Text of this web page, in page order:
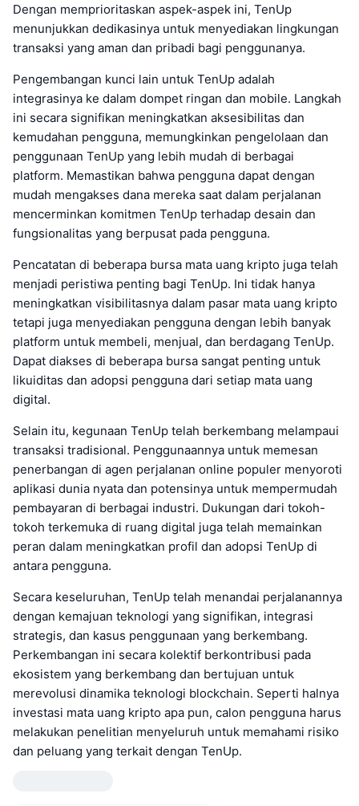
Dengan memprioritaskan aspek-aspek ini, TenUp
menunjukkan dedikasinya untuk menyediakan lingkungan
transaksi yang aman dan pribadi bagi penggunanya.
Pengembangan kunci lain untuk TenUp adalah
integrasinya ke dalam dompet ringan dan mobile. Langkah
ini secara signifikan meningkatkan aksesibilitas dan
kemudahan pengguna, memungkinkan pengelolaan dan
penggunaan TenUp yang lebih mudah di berbagai
platform. Memastikan bahwa pengguna dapat dengan
mudah mengakses dana mereka saat dalam perjalanan
mencerminkan komitmen TenUp terhadap desain dan
fungsionalitas yang berpusat pada pengguna.
Pencatatan di beberapa bursa mata uang kripto juga telah
menjadi peristiwa penting bagi TenUp. Ini tidak hanya
meningkatkan visibilitasnya dalam pasar mata uang kripto
tetapi juga menyediakan pengguna dengan lebih banyak
platform untuk membeli, menjual, dan berdagang TenUp.
Dapat diakses di beberapa bursa sangat penting untuk
likuiditas dan adopsi pengguna dari setiap mata uang
digital.
Selain itu, kegunaan TenUp telah berkembang melampaui
transaksi tradisional. Penggunaannya untuk memesan
penerbangan di agen perjalanan online populer menyoroti
aplikasi dunia nyata dan potensinya untuk mempermudah
pembayaran di berbagai industri. Dukungan dari tokoh-
tokoh terkemuka di ruang digital juga telah memainkan
peran dalam meningkatkan profil dan adopsi TenUp di
antara pengguna.
Secara keseluruhan, TenUp telah menandai perjalanannya
dengan kemajuan teknologi yang signifikan, integrasi
strategis, dan kasus penggunaan yang berkembang.
Perkembangan ini secara kolektif berkontribusi pada
ekosistem yang berkembang dan bertujuan untuk
merevolusi dinamika teknologi blockchain. Seperti halnya
investasi mata uang kripto apa pun, calon pengguna harus
melakukan penelitian menyeluruh untuk memahami risiko
dan peluang yang terkait dengan TenUp.